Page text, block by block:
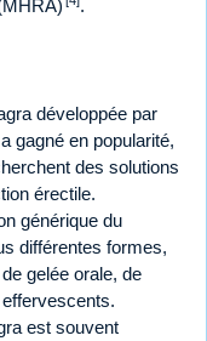
.
développée par
gagné en popularité,
des solutions
érectile.
générique du
différentes formes,
gelée orale, de
est souvent